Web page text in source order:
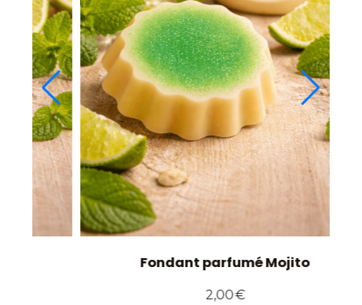
Fondant parfumé Mojito
€